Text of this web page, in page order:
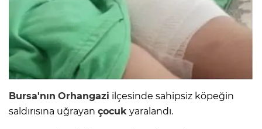
Bursa'nın Orhangazi ilçesinde sahipsiz köpeğin
saldırısına uğrayan çocuk yaralandı.